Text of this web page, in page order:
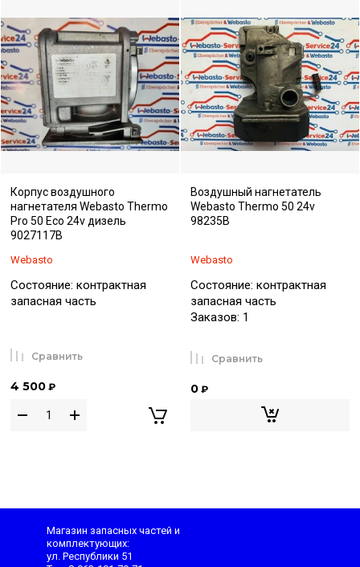
Корпус воздушного
нагнетателя Webasto Thermo
Pro 50 Eco 24v дизель
9027117B
Webasto
Состояние: контрактная
запасная часть
4 500 ₽
Сравнить
Воздушный нагнетатель
Webasto Thermo 50 24v
98235B
Webasto
Состояние: контрактная
запасная часть
Заказов: 1
0 ₽
Сравнить
Магазин запасных частей и
комплектующих:
ул. Республики 51